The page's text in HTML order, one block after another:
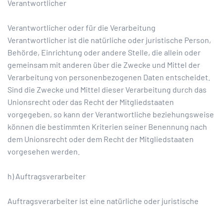
Verantwortlicher
Verantwortlicher oder für die Verarbeitung
Verantwortlicher ist die natürliche oder juristische Person,
Behörde, Einrichtung oder andere Stelle, die allein oder
gemeinsam mit anderen über die Zwecke und Mittel der
Verarbeitung von personenbezogenen Daten entscheidet.
Sind die Zwecke und Mittel dieser Verarbeitung durch das
Unionsrecht oder das Recht der Mitgliedstaaten
vorgegeben, so kann der Verantwortliche beziehungsweise
können die bestimmten Kriterien seiner Benennung nach
dem Unionsrecht oder dem Recht der Mitgliedstaaten
vorgesehen werden.
h) Auftragsverarbeiter
Auftragsverarbeiter ist eine natürliche oder juristische